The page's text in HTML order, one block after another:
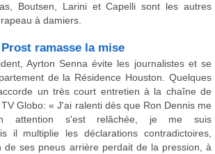
Boutsen, Larini et Capelli sont les autres
à damiers.
ramasse la mise
Ayrton Senna évite les journalistes et se
de la Résidence Houston. Quelques
un très court entretien à la chaîne de
Globo: « J'ai ralenti dès que Ron Dennis me
attention s'est relâchée, je me suis
il multiplie les déclarations contradictoires,
de ses pneus arrière perdait de la pression, à